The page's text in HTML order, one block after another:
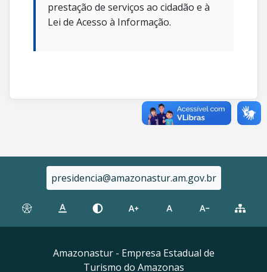
prestação de serviços ao cidadão e à
Lei de Acesso à Informação.
presidencia@amazonastur.am.gov.br
Amazonastur - Empresa Estadual de
Turismo do Amazonas